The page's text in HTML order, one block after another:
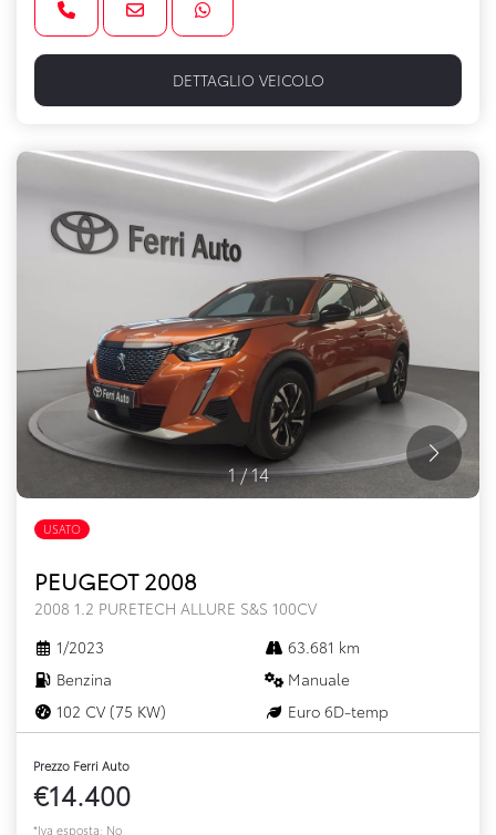
DETTAGLIO VEICOLO
1/14
USATO
PEUGEOT 2008
2008 1.2 PURETECH ALLURE S&S 100CV
1/2023
63.681 km
Benzina
Manuale
102 CV (75 KW)
Euro 6D-temp
Prezzo Ferri Auto
€14.400
*Iva esposta: No